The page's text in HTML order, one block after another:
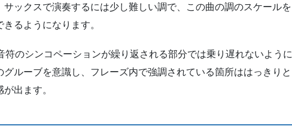
ックスで演奏するには少し難しい調で、この曲の調のスケールを
るようになります。
符のシンコペーションが繰り返される部分では乗り遅れないように
ルーブを意識し、フレーズ内で強調されている箇所ははっきりと
出ます。